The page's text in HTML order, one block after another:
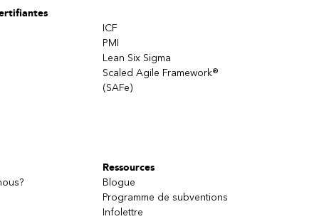
ICF
PMI
Lean Six Sigma
Scaled Agile Framework®
(SAFe)
Ressources
Blogue
Programme de subventions
Infolettre